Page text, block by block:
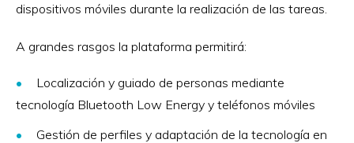
dispositivos móviles durante la realización de las tareas.
A grandes rasgos la plataforma permitirá:
Localización y guiado de personas mediante
tecnología Bluetooth Low Energy y teléfonos móviles
Gestión de perfiles y adaptación de la tecnología en